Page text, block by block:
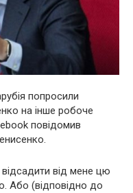
попросили
на інше робоче
повідомив
від мене цю
Або (відповідно до